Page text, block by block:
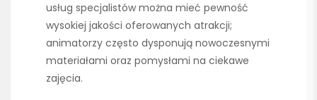
usług specjalistów można mieć pewność
wysokiej jakości oferowanych atrakcji;
animatorzy często dysponują nowoczesnymi
materiałami oraz pomysłami na ciekawe
zajęcia.